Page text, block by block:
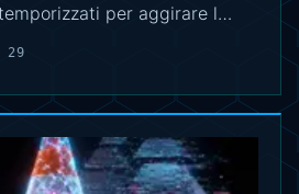
per aggirare l…
29